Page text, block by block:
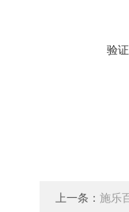
验
上一条： 施乐